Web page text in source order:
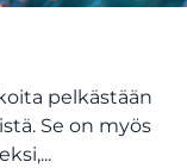
pelkästään
Se on myös